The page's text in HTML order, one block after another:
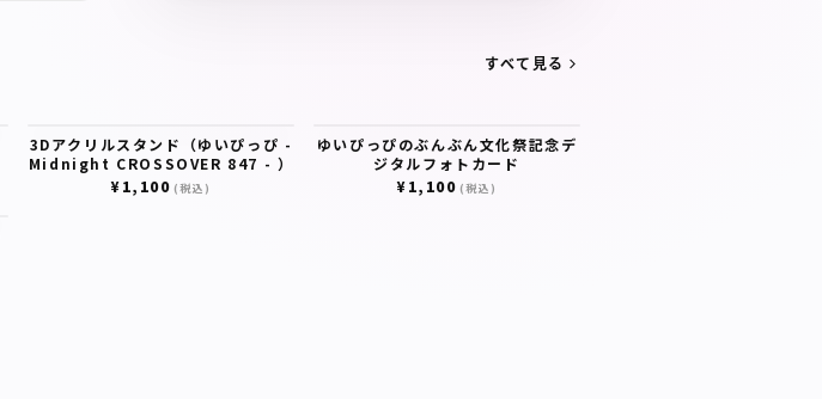
すべて見る
3Dアクリルスタンド（ゆいぴっぴ -
Midnight CROSSOVER 847 - ）
¥1,100 (税込)
ゆいぴっぴのぶんぶん文化祭記念デ
ジタルフォトカード
¥1,100 (税込)